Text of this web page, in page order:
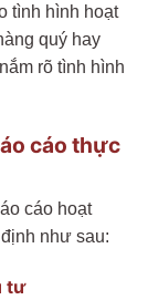
tình hình hoạt
quý hay
rõ tình hình
cáo thực
cáo hoạt
như sau:
tư